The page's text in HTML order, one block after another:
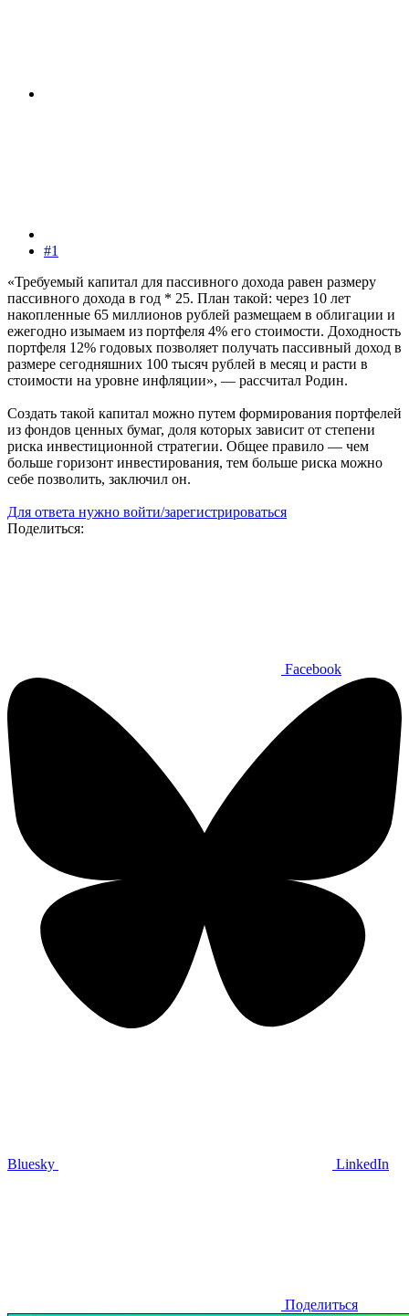
#1
«Требуемый капитал для пассивного дохода равен размеру
пассивного дохода в год * 25. План такой: через 10 лет
накопленные 65 миллионов рублей размещаем в облигации и
ежегодно изымаем из портфеля 4% его стоимости. Доходность
портфеля 12% годовых позволяет получать пассивный доход в
размере сегодняшних 100 тысяч рублей в месяц и расти в
стоимости на уровне инфляции», — рассчитал Родин.
Создать такой капитал можно путем формирования портфелей
из фондов ценных бумаг, доля которых зависит от степени
риска инвестиционной стратегии. Общее правило — чем
больше горизонт инвестирования, тем больше риска можно
себе позволить, заключил он.
Для ответа нужно войти/зарегистрироваться
Поделиться:
Facebook
Bluesky LinkedIn
Поделиться